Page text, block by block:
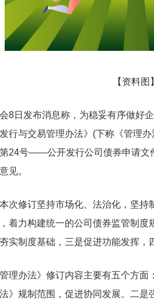
【资料图】
8日发布消息称，为稳妥有序做好
行与交易管理办法》(下称《管理
24号——公开发行公司债券申请文
见。
次修订坚持市场化、法治化，坚
着力构建统一的公司债券监管制
实制度基础，三是促进功能发挥，
理办法》修订内容主要有五个方
》规制范围，促进协同发展。二